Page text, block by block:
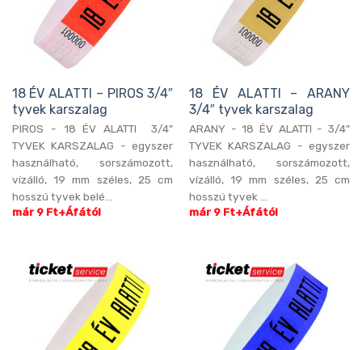
18 ÉV ALATTI – PIROS 3/4″
tyvek karszalag
PIROS - 18 ÉV ALATTI 3/4"
TYVEK KARSZALAG - egyszer
használható, sorszámozott,
vízálló, 19 mm széles, 25 cm
hosszú tyvek belé...
már 9 Ft+Áfától
18 ÉV ALATTI – ARANY
3/4″ tyvek karszalag
ARANY - 18 ÉV ALATTI - 3/4"
TYVEK KARSZALAG - egyszer
használható, sorszámozott,
vízálló, 19 mm széles, 25 cm
hosszú tyvek ...
már 9 Ft+Áfától